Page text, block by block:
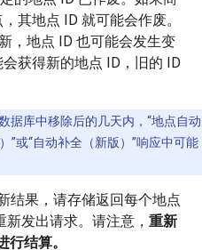
其地点 ID 就可能会作废。
，地点 ID 也可能会发生变
获得新的地点 ID，旧的 ID
据库中移除后的几天内，“地点自动
”或“自动补全（新版）”响应中可能
结果，请存储返回每个地点
发出请求。请注意， 重新
结算。